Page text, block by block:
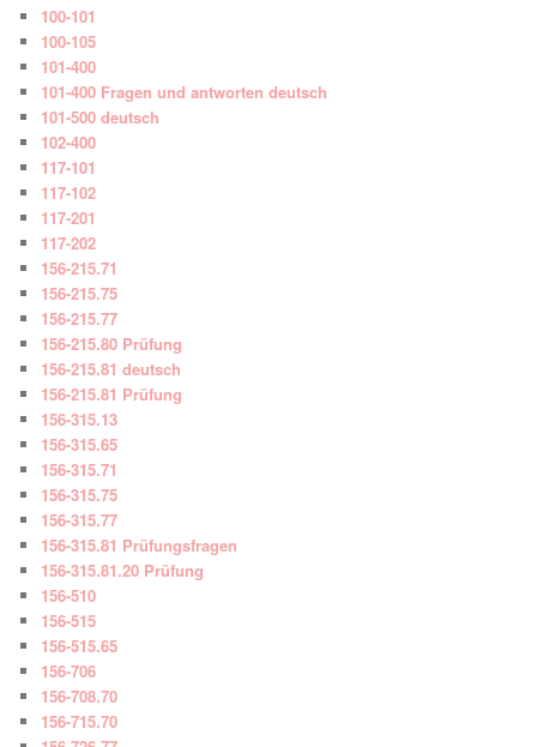
100-101
100-105
101-400
101-400 Fragen und antworten deutsch
101-500 deutsch
102-400
117-101
117-102
117-201
117-202
156-215.71
156-215.75
156-215.77
156-215.80 Prüfung
156-215.81 deutsch
156-215.81 Prüfung
156-315.13
156-315.65
156-315.71
156-315.75
156-315.77
156-315.81 Prüfungsfragen
156-315.81.20 Prüfung
156-510
156-515
156-515.65
156-706
156-708.70
156-715.70